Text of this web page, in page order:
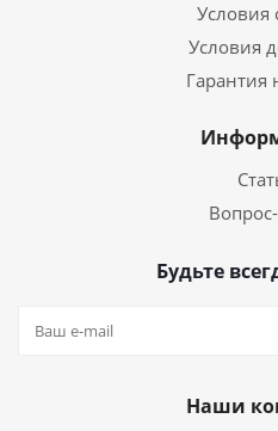
Условия
Условия
Гарантия
Будьте
Наши